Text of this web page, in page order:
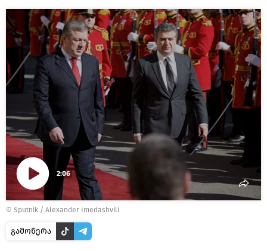
Video
2:06
© Sputnik / Alexander Imedashvili
გამოწერა